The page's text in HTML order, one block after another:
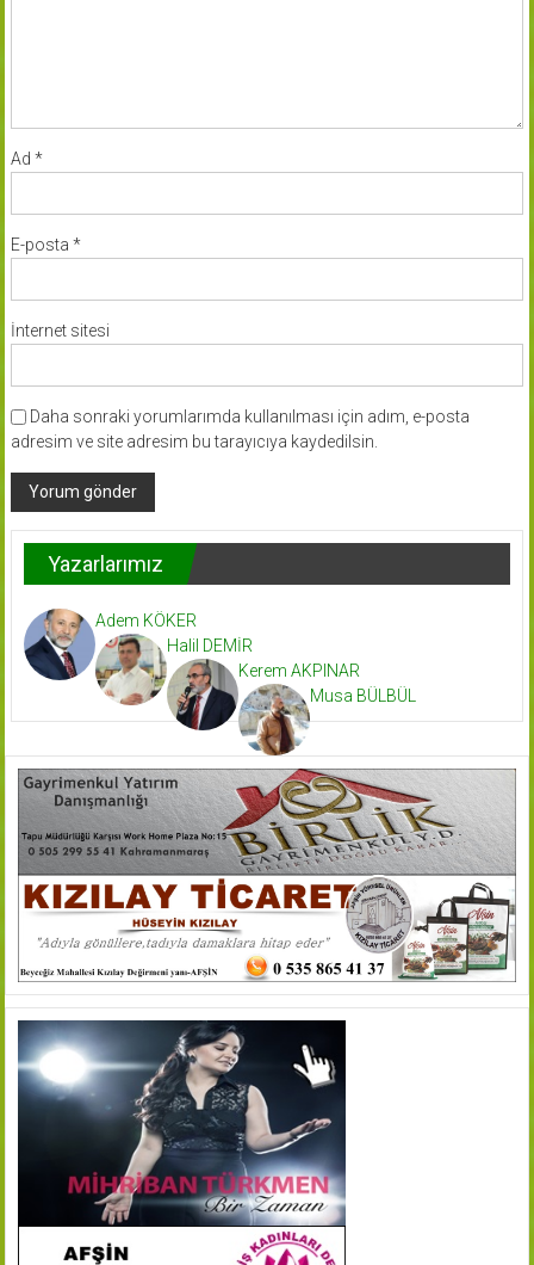
Ad *
E-posta *
İnternet sitesi
Daha sonraki yorumlarımda kullanılması için adım, e-posta
adresim ve site adresim bu tarayıcıya kaydedilsin.
Yazarlarımız
Adem KÖKER
Halil DEMİR
Kerem AKPINAR
Musa BÜLBÜL